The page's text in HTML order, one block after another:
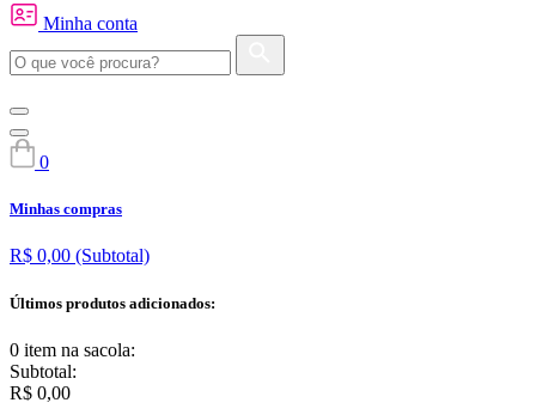
Minha conta
0
Minhas compras
R$ 0,00 (Subtotal)
Últimos produtos adicionados:
0 item na sacola:
Subtotal:
R$ 0,00